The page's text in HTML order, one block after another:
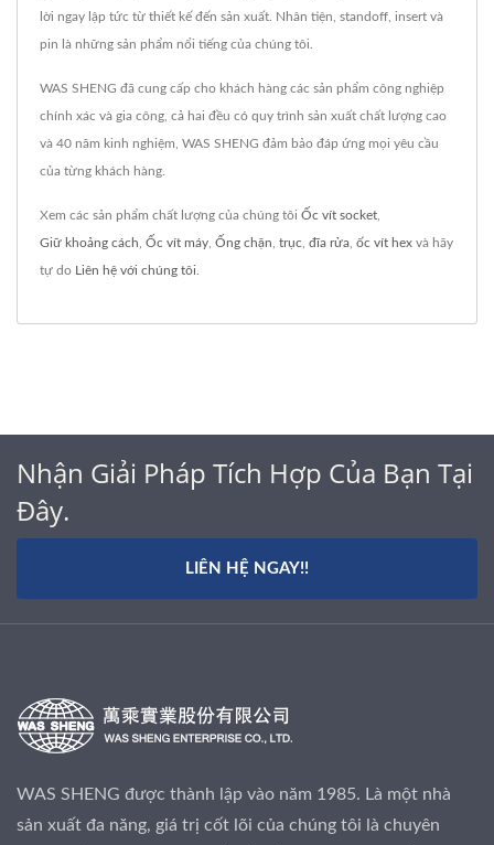
lời ngay lập tức từ thiết kế đến sản xuất. Nhân tiện, standoff, insert và
pin là những sản phẩm nổi tiếng của chúng tôi.
WAS SHENG đã cung cấp cho khách hàng các sản phẩm công nghiệp
chính xác và gia công, cả hai đều có quy trình sản xuất chất lượng cao
và 40 năm kinh nghiệm, WAS SHENG đảm bảo đáp ứng mọi yêu cầu
của từng khách hàng.
Xem các sản phẩm chất lượng của chúng tôi Ốc vít socket
Giữ khoảng cách Ốc vít máy Ống chặn trục đĩa rửa ốc vít hex và hãy
tự do Liên hệ với chúng tôi
Nhận Giải Pháp Tích Hợp Của Bạn Tại
Đây.
LIÊN HỆ NGAY!!
WAS SHENG được thành lập vào năm 1985. Là một nhà
sản xuất đa năng, giá trị cốt lõi của chúng tôi là chuyên